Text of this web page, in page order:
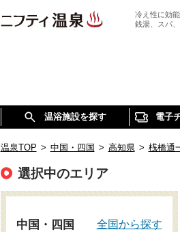
冷え性に効
銭湯、スパ
温浴施設を探す 電子
温泉TOP > 中国・四国 > 高知県 > 桟橋通
選択中のエリア
中国・四国 全国から探す